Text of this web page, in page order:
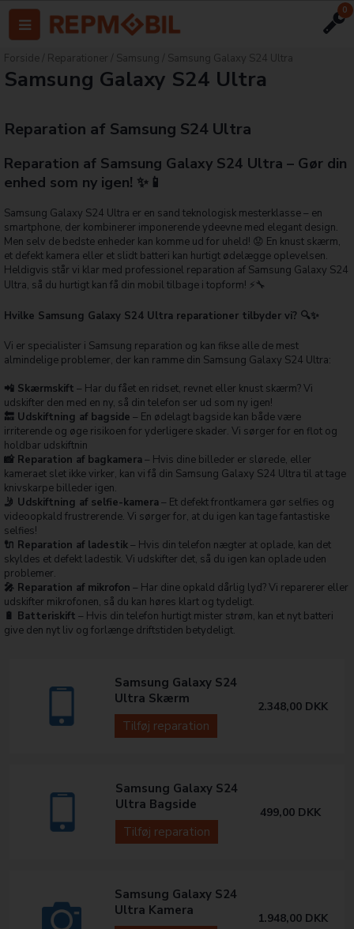
0
Forside Reparationer Samsung Samsung Galaxy S24 Ultra
Samsung Galaxy S24 Ultra
Reparation af Samsung S24 Ultra
Reparation af Samsung Galaxy S24 Ultra – Gør din
enhed som ny igen! ✨📱
Samsung Galaxy S24 Ultra er en sand teknologisk mesterklasse – en
smartphone, der kombinerer imponerende ydeevne med elegant design.
Men selv de bedste enheder kan komme ud for uheld! 😟 En knust skærm,
et defekt kamera eller et slidt batteri kan hurtigt ødelægge oplevelsen.
Heldigvis står vi klar med professionel reparation af Samsung Galaxy S24
Ultra, så du hurtigt kan få din mobil tilbage i topform! ⚡🔧
Hvilke Samsung Galaxy S24 Ultra reparationer tilbyder vi? 🔍✨
Vi er specialister i Samsung reparation og kan fikse alle de mest
almindelige problemer, der kan ramme din Samsung Galaxy S24 Ultra:
📲 Skærmskift – Har du fået en ridset, revnet eller knust skærm? Vi
udskifter den med en ny, så din telefon ser ud som ny igen!
🔙 Udskiftning af bagside – En ødelagt bagside kan både være
irriterende og øge risikoen for yderligere skader. Vi sørger for en flot og
holdbar udskiftnin
📸 Reparation af bagkamera– Hvis dine billeder er slørede, eller
kameraet slet ikke virker, kan vi få din Samsung Galaxy S24 Ultra til at tage
knivskarpe billeder igen.
🤳 Udskiftning af selfie-kamera– Et defekt frontkamera gør selfies og
videoopkald frustrerende. Vi sørger for, at du igen kan tage fantastiske
selfies!
🔌 Reparation af ladestik– Hvis din telefon nægter at oplade, kan det
skyldes et defekt ladestik. Vi udskifter det, så du igen kan oplade uden
problemer.
🎤 Reparation af mikrofon – Har dine opkald dårlig lyd? Vi reparerer eller
udskifter mikrofonen, så du kan høres klart og tydeligt.
🔋 Batteriskift – Hvis din telefon hurtigt mister strøm, kan et nyt batteri
give den nyt liv og forlænge driftstiden betydeligt.
Samsung Galaxy S24
Ultra Skærm
Tilføj reparation
2.348,00 DKK
Samsung Galaxy S24
Ultra Bagside
Tilføj reparation
499,00 DKK
Samsung Galaxy S24
Ultra Kamera
1.948,00 DKK